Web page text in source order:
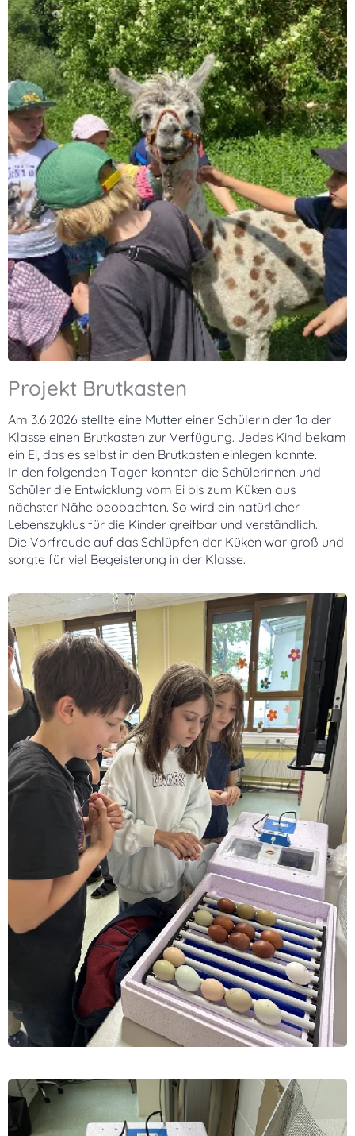
Projekt Brutkasten
Am 3.6.2026 stellte eine Mutter einer Schülerin der 1a der
Klasse einen Brutkasten zur Verfügung. Jedes Kind bekam
ein Ei, das es selbst in den Brutkasten einlegen konnte.
In den folgenden Tagen konnten die Schülerinnen und
Schüler die Entwicklung vom Ei bis zum Küken aus
nächster Nähe beobachten. So wird ein natürlicher
Lebenszyklus für die Kinder greifbar und verständlich.
Die Vorfreude auf das Schlüpfen der Küken war groß und
sorgte für viel Begeisterung in der Klasse.